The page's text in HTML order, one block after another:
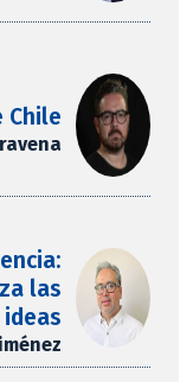
Chile
las
ideas